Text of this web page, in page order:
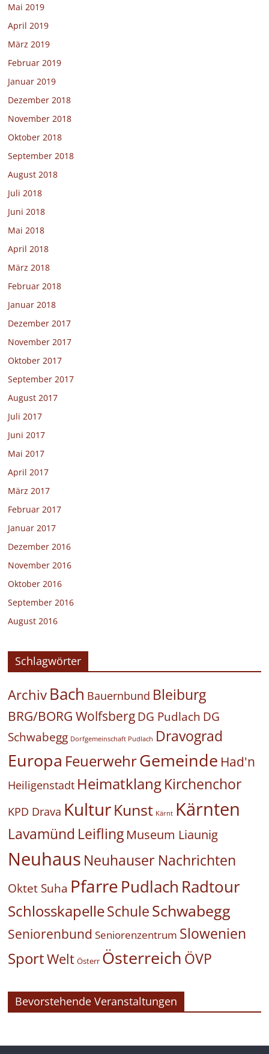
Mai 2019
April 2019
März 2019
Februar 2019
Januar 2019
Dezember 2018
November 2018
Oktober 2018
September 2018
August 2018
Juli 2018
Juni 2018
Mai 2018
April 2018
März 2018
Februar 2018
Januar 2018
Dezember 2017
November 2017
Oktober 2017
September 2017
August 2017
Juli 2017
Juni 2017
Mai 2017
April 2017
März 2017
Februar 2017
Januar 2017
Dezember 2016
November 2016
Oktober 2016
September 2016
August 2016
Schlagwörter
Archiv Bach Bauernbund Bleiburg
BRG/BORG Wolfsberg DG Pudlach DG
Schwabegg Dorfgemeinschaft Pudlach Dravograd
Europa FeuerwehrGemeinde Had'n
Heiligenstadt HeimatklangKirchenchor
KPD Drava KulturKunst Kärnt Kärnten
Lavamünd Leifling Museum Liaunig
Neuhaus Neuhauser Nachrichten
Oktet Suha PfarrePudlach Radtour
SchlosskapelleSchuleSchwabegg
Seniorenbund Seniorenzentrum Slowenien
SportWelt Österr Österreich ÖVP
Bevorstehende Veranstaltungen